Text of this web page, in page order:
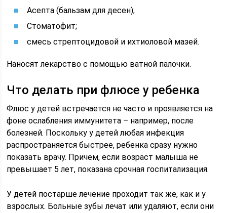
Асепта (бальзам для десен);
Стоматофит;
смесь стрептоцидовой и ихтиоловой мазей.
Наносят лекарство с помощью ватной палочки.
Что делать при флюсе у ребенка
Флюс у детей встречается не часто и проявляется на
фоне ослабления иммунитета – например, после
болезней. Поскольку у детей любая инфекция
распространяется быстрее, ребенка сразу нужно
показать врачу. Причем, если возраст малыша не
превышает 5 лет, показана срочная госпитализация.
У детей постарше лечение проходит так же, как и у
взрослых. Больные зубы лечат или удаляют, если они